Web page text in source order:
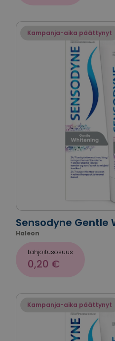
Kampanja-aika päättynyt
Sensodyne Gentle
Haleon
Lahjoitusosuus
0,20 €
Kampanja-aika päättynyt